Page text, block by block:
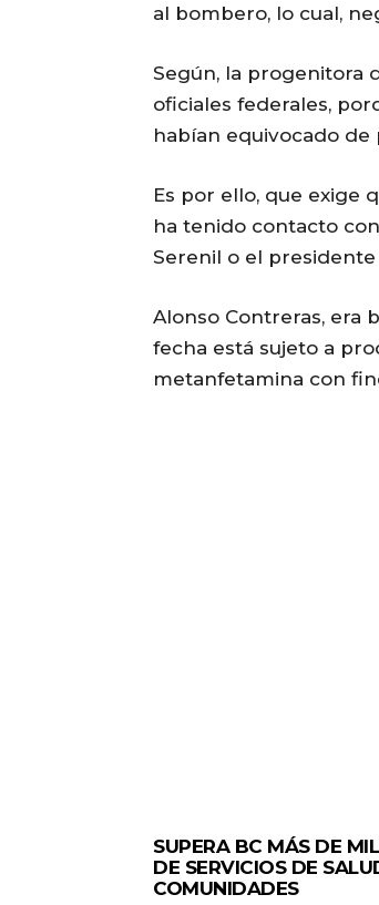
al bombero, lo cual,
Según, la progenitora
oficiales federales,
habían equivocado de
Es por ello, que exige
ha tenido contacto
Serenil o el
Alonso Contreras, era
fecha está sujeto a
metanfetamina con
SUPERA BC MÁS DE
DE SERVICIOS DE
COMUNIDADES